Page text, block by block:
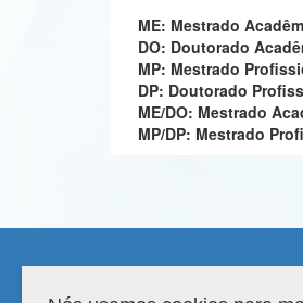
ME: Mestrado
DO: Doutorado
MP: Mestrado
DP: Doutorado
ME/DO: Mestrado
MP/DP: Mestrado